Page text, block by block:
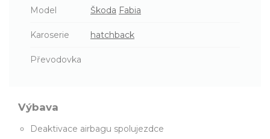
Model Škoda Fabia
Karoserie hatchback
Převodovka
Výbava
Deaktivace airbagu spolujezdce